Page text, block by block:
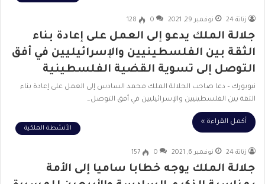
زناتة 24 نوفمبر 29, 2021 0
128
جلالة الملك يدعو إلى العمل على إعادة بناء
الثقة بين الفلسطينيين والإسرائيليين في أفق
التوصل إلى تسوية القضية الفلسطينية
نيويورك – دعا صاحب الجلالة الملك محمد السادس إلى العمل على إعادة بناء
الثقة بين الفلسطينيين والإسرائيليين في أفق التوصل…
أكمل القراءة »
الأنشطة الملكية
زناتة 24 نوفمبر 6, 2021 0
157
جلالة الملك يوجه خطابا ساميا إلى الأمة